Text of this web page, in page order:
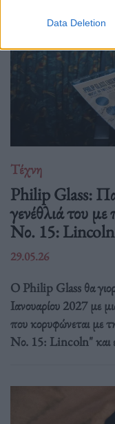
Data Deletion
Τέχνη
Philip Glass:
γενέθλιά του
Νο. 15:
29.05.26
Ο Philip Glass θα
Ιανουαρίου 2027 με
που κορυφώνεται με
Νο. 15: Lincoln" και